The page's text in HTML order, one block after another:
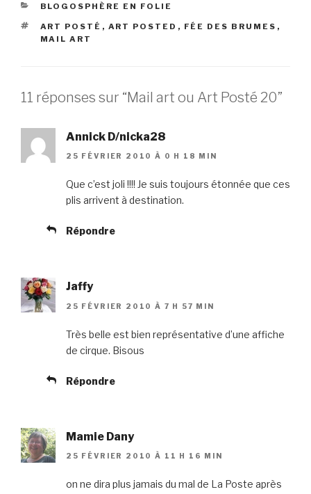
CATÉGORIES
BLOGOSPHÈRE EN FOLIE
ÉTIQUETTES
ART POSTÉ , ART POSTED , FÉE DES BRUMES ,
MAIL ART
11 réponses sur “Mail art ou Art Posté 20”
Annick D/nicka28
25 FÉVRIER 2010 À 0 H 18 MIN
Que c’est joli !!!! Je suis toujours étonnée que ces
plis arrivent à destination.
Répondre
Jaffy
25 FÉVRIER 2010 À 7 H 57 MIN
Très belle est bien représentative d’une affiche
de cirque. Bisous
Répondre
Mamie Dany
25 FÉVRIER 2010 À 11 H 16 MIN
on ne dira plus jamais du mal de La Poste après